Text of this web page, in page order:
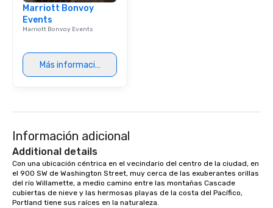
Marriott Bonvoy
Events
Marriott Bonvoy Events
Más información
Información adicional
Additional details
Con una ubicación céntrica en el vecindario del centro de la ciudad, en
el 900 SW de Washington Street, muy cerca de las exuberantes orillas
del río Willamette, a medio camino entre las montañas Cascade
cubiertas de nieve y las hermosas playas de la costa del Pacífico,
Portland tiene sus raíces en la naturaleza.